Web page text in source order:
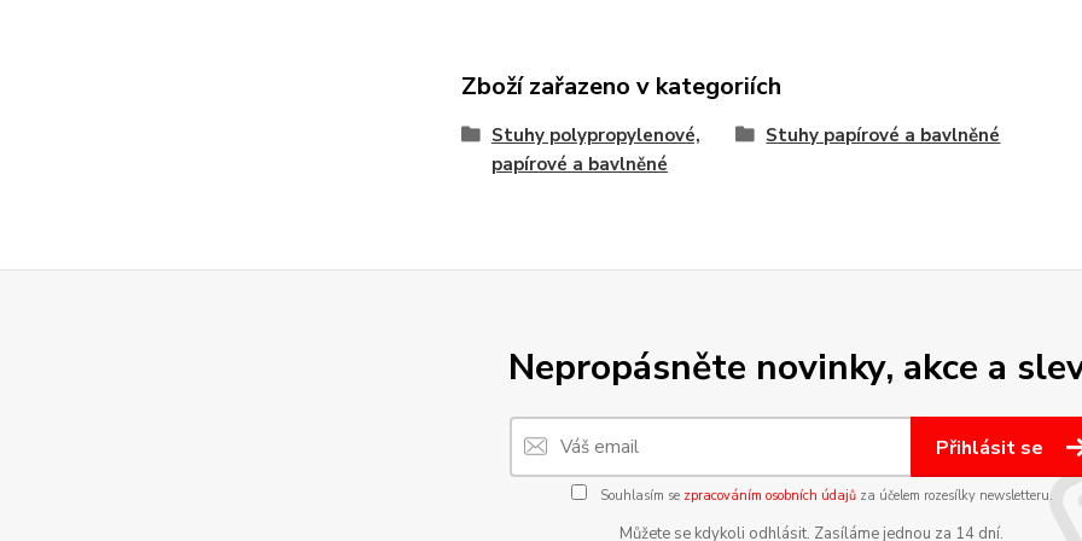
Zboží zařazeno v kategoriích
Stuhy polypropylenové,
papírové a bavlněné
Stuhy papírové a bavlněné
Nepropásněte novinky, akce a
Přihlásit se
Souhlasím se zpracováním osobních údajůza účelem rozesílky newsletteru.
Můžete se kdykoli odhlásit. Zasíláme jednou za 14 dní.